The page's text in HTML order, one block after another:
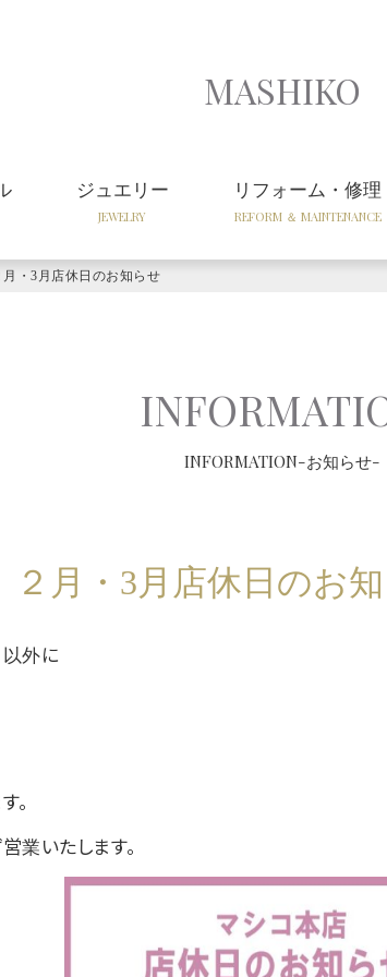
MASHIKO
ジュエリー
JEWELRY
リフォーム・修理
REFORM ＆ MAINTENANCE
・3月店休日のお知らせ
INFORMATION-お知らせ-
月・3月店休日のお
外に
。
業いたします。